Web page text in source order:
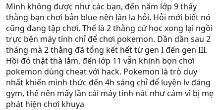
Mình không được như các bạn, đến năm lớp 9 thấy
thằng bạn chơi bản blue nên lân la hỏi. Hỏi mới biết nó
cũng đang tập chơi. Thế là 2 thằng cứ học xong lại ngồi
trực bên máy tính chỉ để chơi pokemon. Dần dần sau 2
tháng mà 2 thằng đã tổng kết hết từ gen I đến gen III.
Hồi đó thật thà lắm, đến lớp 11 vẫn khinh bọn chơi
pokemon dùng cheat với hack. Pokemon là trò duy
nhất khiến mình thức đến 4h sáng chỉ để luyện lv đáng
gym, thế nên mấy lần cái máy tính nát như cám vì bị mẹ
phát hiện chơi khuya